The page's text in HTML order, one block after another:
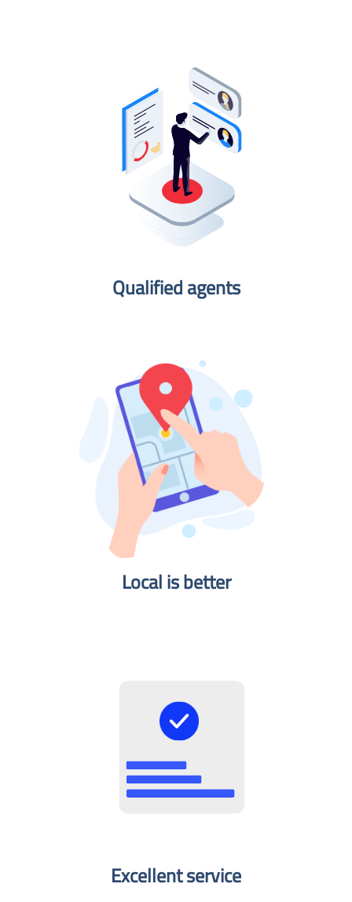
Qualified agents​
Local is better​
Excellent service